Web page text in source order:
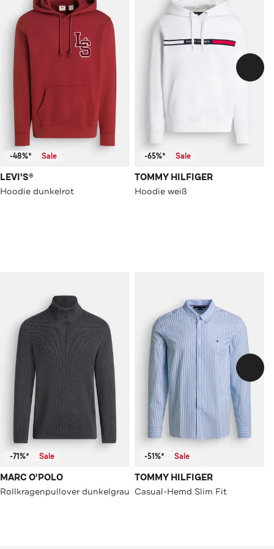
-48%* Sale
LEVI'S®
Hoodie dunkelrot
-65%* Sale
TOMMY HILFIGER
Hoodie weiß
-71%* Sale
MARC O'POLO
Rollkragenpullover dunkelgrau
-51%* Sale
TOMMY HILFIGER
Casual-Hemd Slim Fit